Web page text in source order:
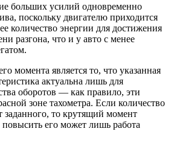
больших усилий одновременно
поскольку двигателю приходится
количество энергии для достижения
разгона, что и у авто с менее
момента является то, что указанная
актуальна лишь для
оборотов — как правило, эти
зоне тахометра. Если количество
заданного, то крутящий момент
его может лишь работа